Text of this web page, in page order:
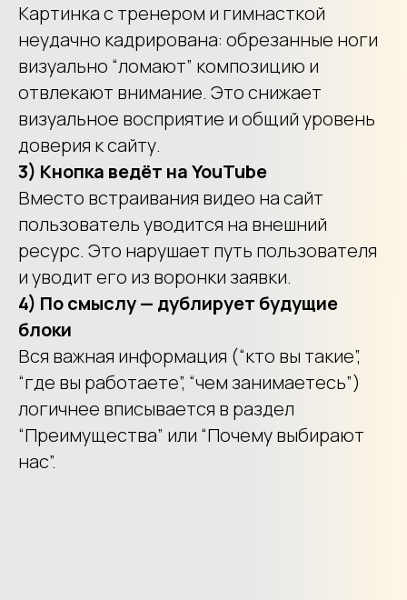
Картинка с тренером и гимнасткой
неудачно кадрирована: обрезанные ноги
визуально “ломают” композицию и
отвлекают внимание. Это снижает
визуальное восприятие и общий уровень
доверия к сайту.
3) Кнопка ведёт на YouTube
Вместо встраивания видео на сайт
пользователь уводится на внешний
ресурс. Это нарушает путь пользователя
и уводит его из воронки заявки.
4) По смыслу — дублирует будущие
блоки
Вся важная информация (“кто вы такие”,
“где вы работаете”, “чем занимаетесь”)
логичнее вписывается в раздел
“Преимущества” или “Почему выбирают
нас”.